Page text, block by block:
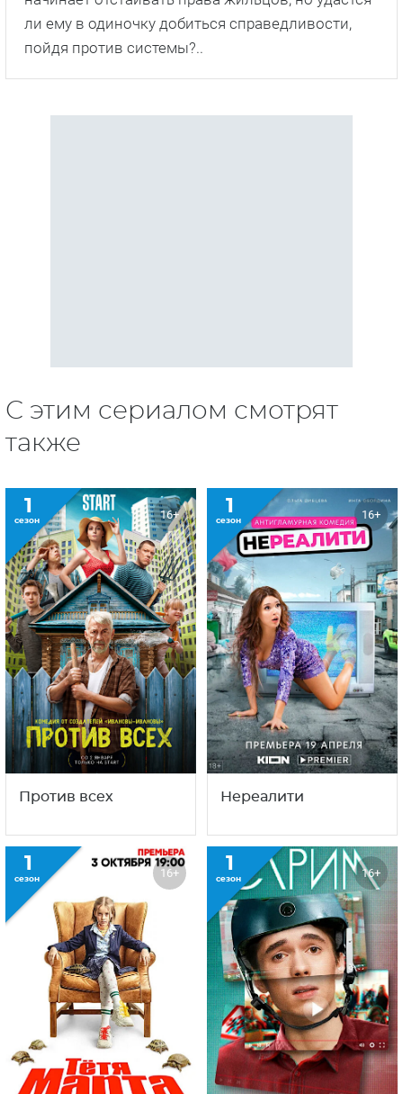
ли ему в одиночку добиться справедливости,
пойдя против системы?..
С этим сериалом смотрят
также
1
сезон 16+
Против всех
1
сезон 16+
Нереалити
1
сезон 16+ 1
сезон 16+